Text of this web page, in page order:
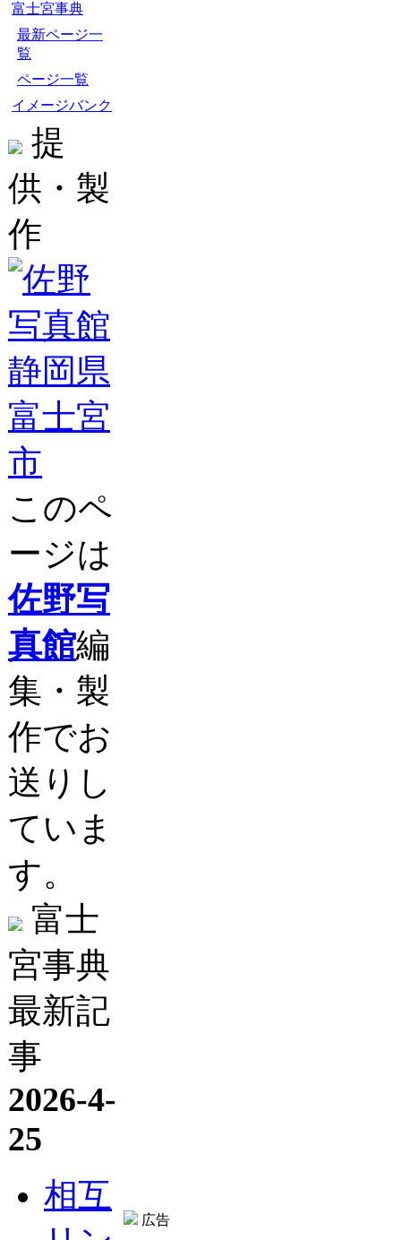
富士宮事典
最新ページ一
覧
ページ一覧
イメージバンク
提
供・製
作
このペ
ージは
佐野写
真館編
集・製
作でお
送りし
ていま
す。
富士
宮事典
最新記
事
2026-4-
25
相互
広告